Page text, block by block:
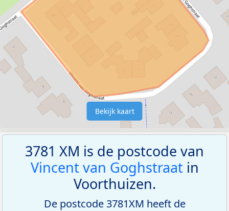
Bekijk kaart
3781 XM is de postcode van
Vincent van Goghstraatin
Voorthuizen.
De postcode 3781XM heeft de